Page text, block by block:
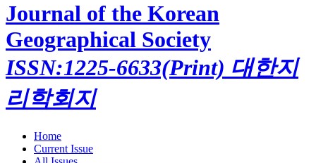
Journal of the Korean
Geographical Society
ISSN:1225-6633(Print) 대한지
리학회지
Home
Current Issue